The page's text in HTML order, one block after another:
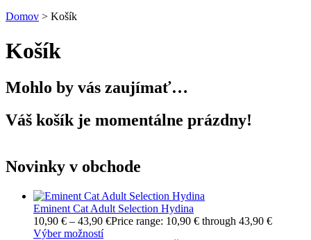
Domov > Košík
Košík
Mohlo by vás zaujímať…
Váš košík je momentálne prázdny!
Novinky v obchode
Eminent Cat Adult Selection Hydina
10,90 € – 43,90 €Price range: 10,90 € through 43,90 €
Výber možností